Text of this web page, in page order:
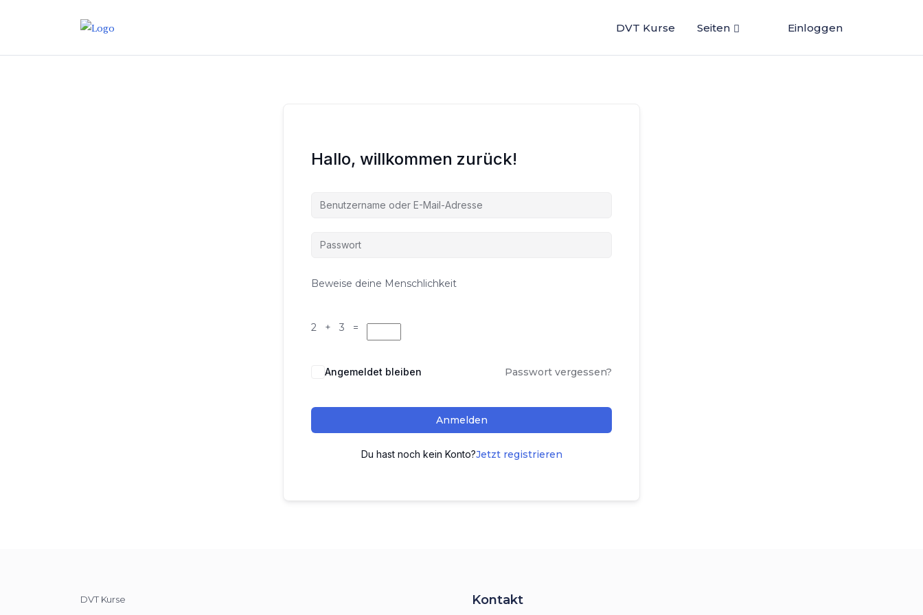
DVT Kurse Seiten Einloggen
Hallo, willkommen zurück!
Beweise deine Menschlichkeit
2 + 3 =
Angemeldet bleiben Passwort vergessen?
Anmelden
Du hast noch kein Konto?Jetzt registrieren
DVT Kurse
Kontakt